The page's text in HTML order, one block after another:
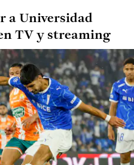
a Universidad
TV y streaming